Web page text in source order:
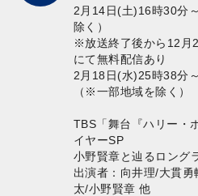
2月14日(土)16時30分
除く）
※放送終了後から12月
にて無料配信あり
2月18日(水)25時38分
（※一部地域を除く）
TBS「舞台『ハリー・
イヤーSP
小野賢章と辿るロング
出演者：向井理/大貫
太/小野賢章 他